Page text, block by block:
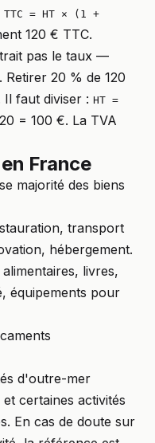
TTC = HT × (1 +
120 € TTC.
pas le taux —
20 % de 120
faut diviser : HT =
= 100 €. La TVA
France
majorité des biens
transport
hébergement.
livres,
équipements pour
d'outre-mer
certaines activités
En cas de doute sur